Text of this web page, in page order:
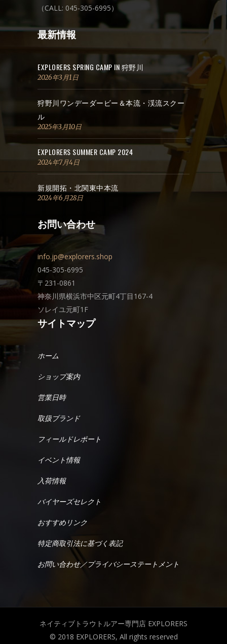
（CALL: 045-305-6995）
最新情報
EXPLORERS SPRING CAMP IN 狩野川
2026年3月1日
狩野川ワンデーダービー＆本流・渓流スクー
ル
2025年3月10日
EXPLORERS SUMMER CAMP 2024
2024年7月4日
新規開拓・北関東中本流
2024年6月28日
お問い合わせ
info.jp@explorers.shop
045-305-6995
〒231-0861
神奈川県横浜市中区元町4丁目167-4
ソレイユ元町1F
サイトマップ
ホーム
ショップ案内
営業日時
取扱ブランド
フィールドレポート
イベント情報
入荷情報
バイヤーズセレクト
おすすめリンク
特定商取引法に基づく表記
お問い合わせ／プライバシーステートメント
ネイティブトラウトルアー専門店 EXPLORERS
© 2018 EXPLORERS, All rights reserved